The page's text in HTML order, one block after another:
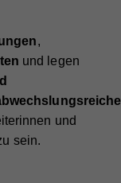
,
und legen
und
sein.